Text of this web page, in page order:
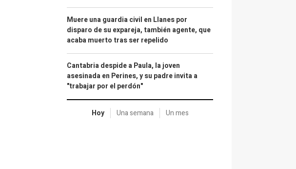
Muere una guardia civil en Llanes por
disparo de su expareja, también agente, que
acaba muerto tras ser repelido
Cantabria despide a Paula, la joven
asesinada en Perines, y su padre invita a
"trabajar por el perdón"
Hoy Una semana Un mes